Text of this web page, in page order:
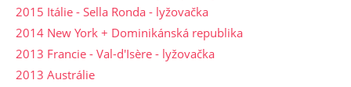
2015 Itálie - Sella Ronda - lyžovačka
2014 New York + Dominikánská republika
2013 Francie - Val-d'Isère - lyžovačka
2013 Austrálie